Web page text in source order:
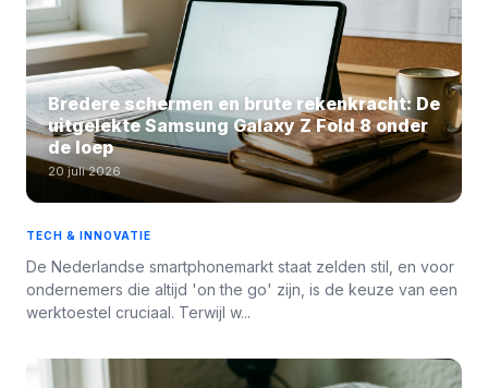
Bredere schermen en brute rekenkracht: De
uitgelekte Samsung Galaxy Z Fold 8 onder
de loep
20 juli 2026
TECH & INNOVATIE
De Nederlandse smartphonemarkt staat zelden stil, en voor
ondernemers die altijd 'on the go' zijn, is de keuze van een
werktoestel cruciaal. Terwijl w...